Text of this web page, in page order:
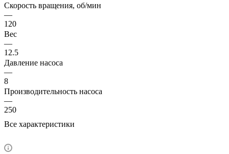
Скорость вращения, об/мин
—
120
Вес
—
12.5
Давление насоса
—
8
Производительность насоса
—
250
Все характеристики